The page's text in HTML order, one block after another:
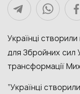
Українці
для Збройних сил
трансформації
“Українці